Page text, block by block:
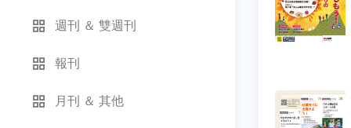
週刊 ＆ 雙週刊
報刊
月刊 ＆ 其他